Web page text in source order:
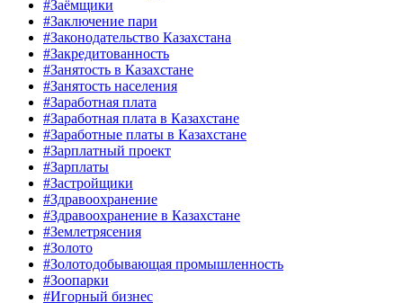
#Заёмщики
#Заключение пари
#Законодательство Казахстана
#Закредитованность
#Занятость в Казахстане
#Занятость населения
#Заработная плата
#Заработная плата в Казахстане
#Заработные платы в Казахстане
#Зарплатный проект
#Зарплаты
#Застройщики
#Здравоохранение
#Здравоохранение в Казахстане
#Землетрясения
#Золото
#Золотодобывающая промышленность
#Зоопарки
#Игорный бизнес